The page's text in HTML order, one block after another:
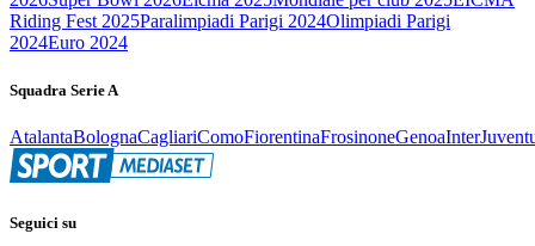
Riding Fest 2025Paralimpiadi Parigi 2024Olimpiadi Parigi
2024Euro 2024
Squadra Serie A
AtalantaBolognaCagliariComoFiorentinaFrosinoneGenoaInter
Seguici su